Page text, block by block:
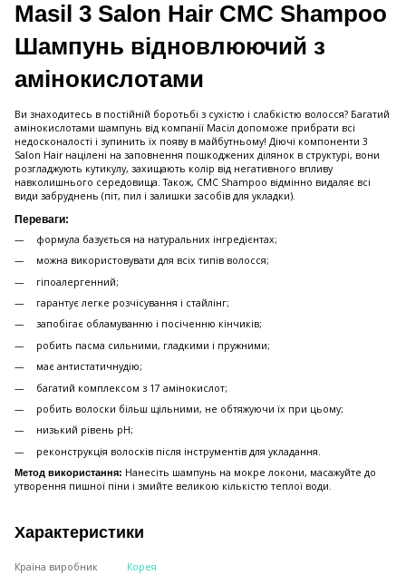
Masil 3 Salon Hair CMC Shampoo
Шампунь відновлюючий з
амінокислотами
Ви знаходитесь в постійній боротьбі з сухістю і слабкістю волосся? Багатий
амінокислотами шампунь від компанії Масіл допоможе прибрати всі
недосконалості і зупинить їх появу в майбутньому! Діючі компоненти 3
Salon Hair націлені на заповнення пошкоджених ділянок в структурі, вони
розгладжують кутикулу, захищають колір від негативного впливу
навколишнього середовища. Також, CMC Shampoo відмінно видаляє всі
види забруднень (піт, пил і залишки засобів для укладки).
Переваги: ​​
формула базується на натуральних інгредієнтах;
можна використовувати для всіх типів волосся;
гіпоалергенний;
гарантує легке розчісування і стайлінг;
запобігає обламуванню і посіченню кінчиків;
робить пасма сильними, гладкими і пружними;
має антистатичнудію;
багатий комплексом з 17 амінокислот;
робить волоски більш щільними, не обтяжуючи їх при цьому;
низький рівень pH;
реконструкція волосків після інструментів для укладання.
Метод використання: Нанесіть шампунь на мокре локони, масажуйте до
утворення пишної піни і змийте великою кількістю теплої води.
Характеристики
Країна виробник Корея